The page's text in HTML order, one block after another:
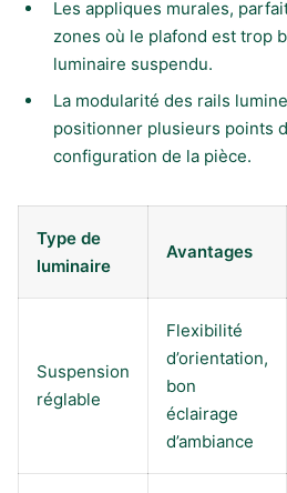
Les appliques murales,
zones où le plafond est trop
luminaire suspendu.
La modularité des rails
positionner plusieurs points
configuration de la pièce.
Type de
luminaire
Avantages
Suspension
réglable
Flexibilité
d’orientation,
bon
éclairage
d’ambiance